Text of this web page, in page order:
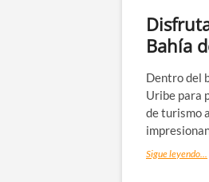
Bahía
Dentro del
Uribe para
de turismo
Sigue leyendo...